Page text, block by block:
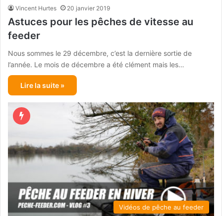
Vincent Hurtes 20 janvier 2019
Astuces pour les pêches de vitesse au
feeder
Nous sommes le 29 décembre, c’est la dernière sortie de
l’année. Le mois de décembre a été clément mais les…
Lire la suite »
Vidéos de pêche au feeder